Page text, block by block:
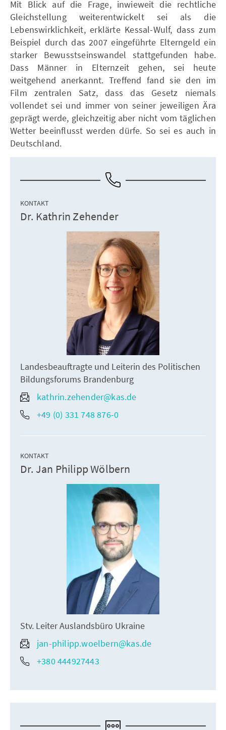
Mit Blick auf die Frage, inwieweit die rechtliche
Gleichstellung weiterentwickelt sei als die
Lebenswirklichkeit, erklärte Kessal-Wulf, dass zum
Beispiel durch das 2007 eingeführte Elterngeld ein
starker Bewusstseinswandel stattgefunden habe.
Dass Männer in Elternzeit gehen, sei heute
weitgehend anerkannt. Treffend fand sie den im
Film zentralen Satz, dass das Gesetz niemals
vollendet sei und immer von seiner jeweiligen Ära
geprägt werde, gleichzeitig aber nicht vom täglichen
Wetter beeinflusst werden dürfe. So sei es auch in
Deutschland.
KONTAKT
Dr. Kathrin Zehender
Landesbeauftragte und Leiterin des Politischen
Bildungsforums Brandenburg
kathrin.zehender@kas.de
+49 (0) 331 748 876-0
KONTAKT
Dr. Jan Philipp Wölbern
Stv. Leiter Auslandsbüro Ukraine
jan-philipp.woelbern@kas.de
+380 444927443